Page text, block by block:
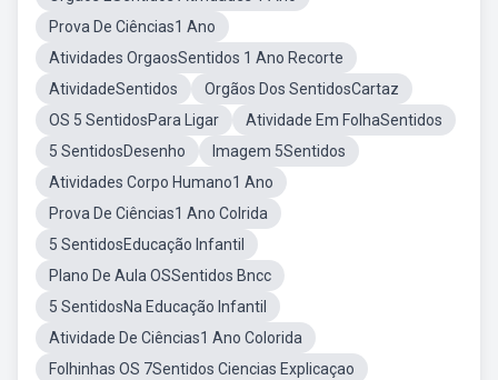
Prova De Ciências1 Ano
Atividades OrgaosSentidos 1 Ano Recorte
AtividadeSentidos
Orgãos Dos SentidosCartaz
OS 5 SentidosPara Ligar
Atividade Em FolhaSentidos
5 SentidosDesenho
Imagem 5Sentidos
Atividades Corpo Humano1 Ano
Prova De Ciências1 Ano Colrida
5 SentidosEducação Infantil
Plano De Aula OSSentidos Bncc
5 SentidosNa Educação Infantil
Atividade De Ciências1 Ano Colorida
Folhinhas OS 7Sentidos Ciencias Explicaçao